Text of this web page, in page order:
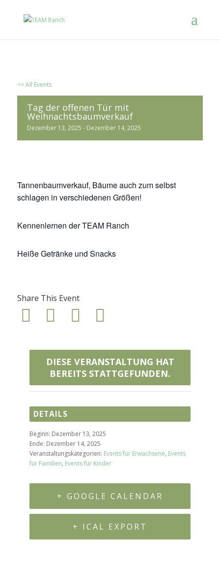
<< All Events
Tag der offenen Tür mit
Weihnachtsbaumverkauf
Dezember 13, 2025 - Dezember 14, 2025
Tannenbaumverkauf, Bäume auch zum selbst
schlagen in verschiedenen Größen!
Kennenlernen der TEAM Ranch
Heiße Getränke und Snacks
Share This Event
DIESE VERANSTALTUNG HAT
BEREITS STATTGEFUNDEN.
DETAILS
Beginn: Dezember 13, 2025
Ende: Dezember 14, 2025
Veranstaltungskategorien: Events für Erwachsene, Events
für Familien, Events für Kinder
+ GOOGLE CALENDAR
+ ICAL EXPORT